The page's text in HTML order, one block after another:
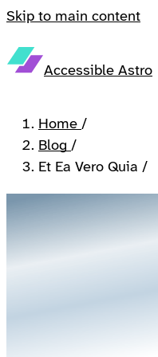
Skip to main content
Accessible Astro
Home /
Blog /
Et Ea Vero Quia /